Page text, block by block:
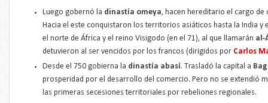
Luego gobernó la dinastía omeya, hacen hereditario el cargo
Hacia el este conquistaron los territorios asiáticos hasta la India y
el norte de África y el reino Visigodo (en el 71), al que llamarán al-
detuvieron al ser vencidos por los francos (dirigidos por Carlos
Desde el 750 gobierna la dinastía abasí. Trasladó la capital a
prosperidad por el desarrollo del comercio. Pero no se extendió
las primeras secesiones territoriales por rebeliones regionales.